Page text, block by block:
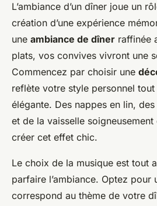
L’ambiance d’un dîner joue un
création d’une expérience
une ambiance de dîner raffinée
plats, vos convives vivront une
Commencez par choisir une
reflète votre style personnel
élégante. Des nappes en lin,
et de la vaisselle
créer cet effet chic.
Le choix de la musique est tout
parfaire l’ambiance. Optez pour
correspond au thème de votre